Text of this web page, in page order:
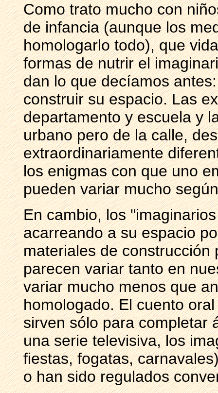
Como trato mucho con
de infancia (aunque los
homologarlo todo), que
formas de nutrir el
dan lo que decíamos
construir su espacio. Las
departamento y escuela y
urbano pero de la calle,
extraordinariamente
los enigmas con que uno
pueden variar mucho
En cambio, los
acarreando a su espacio
materiales de
parecen variar tanto en
variar mucho menos que
homologado. El cuento
sirven sólo para completar
una serie televisiva, los
fiestas, fogatas,
o han sido regulados